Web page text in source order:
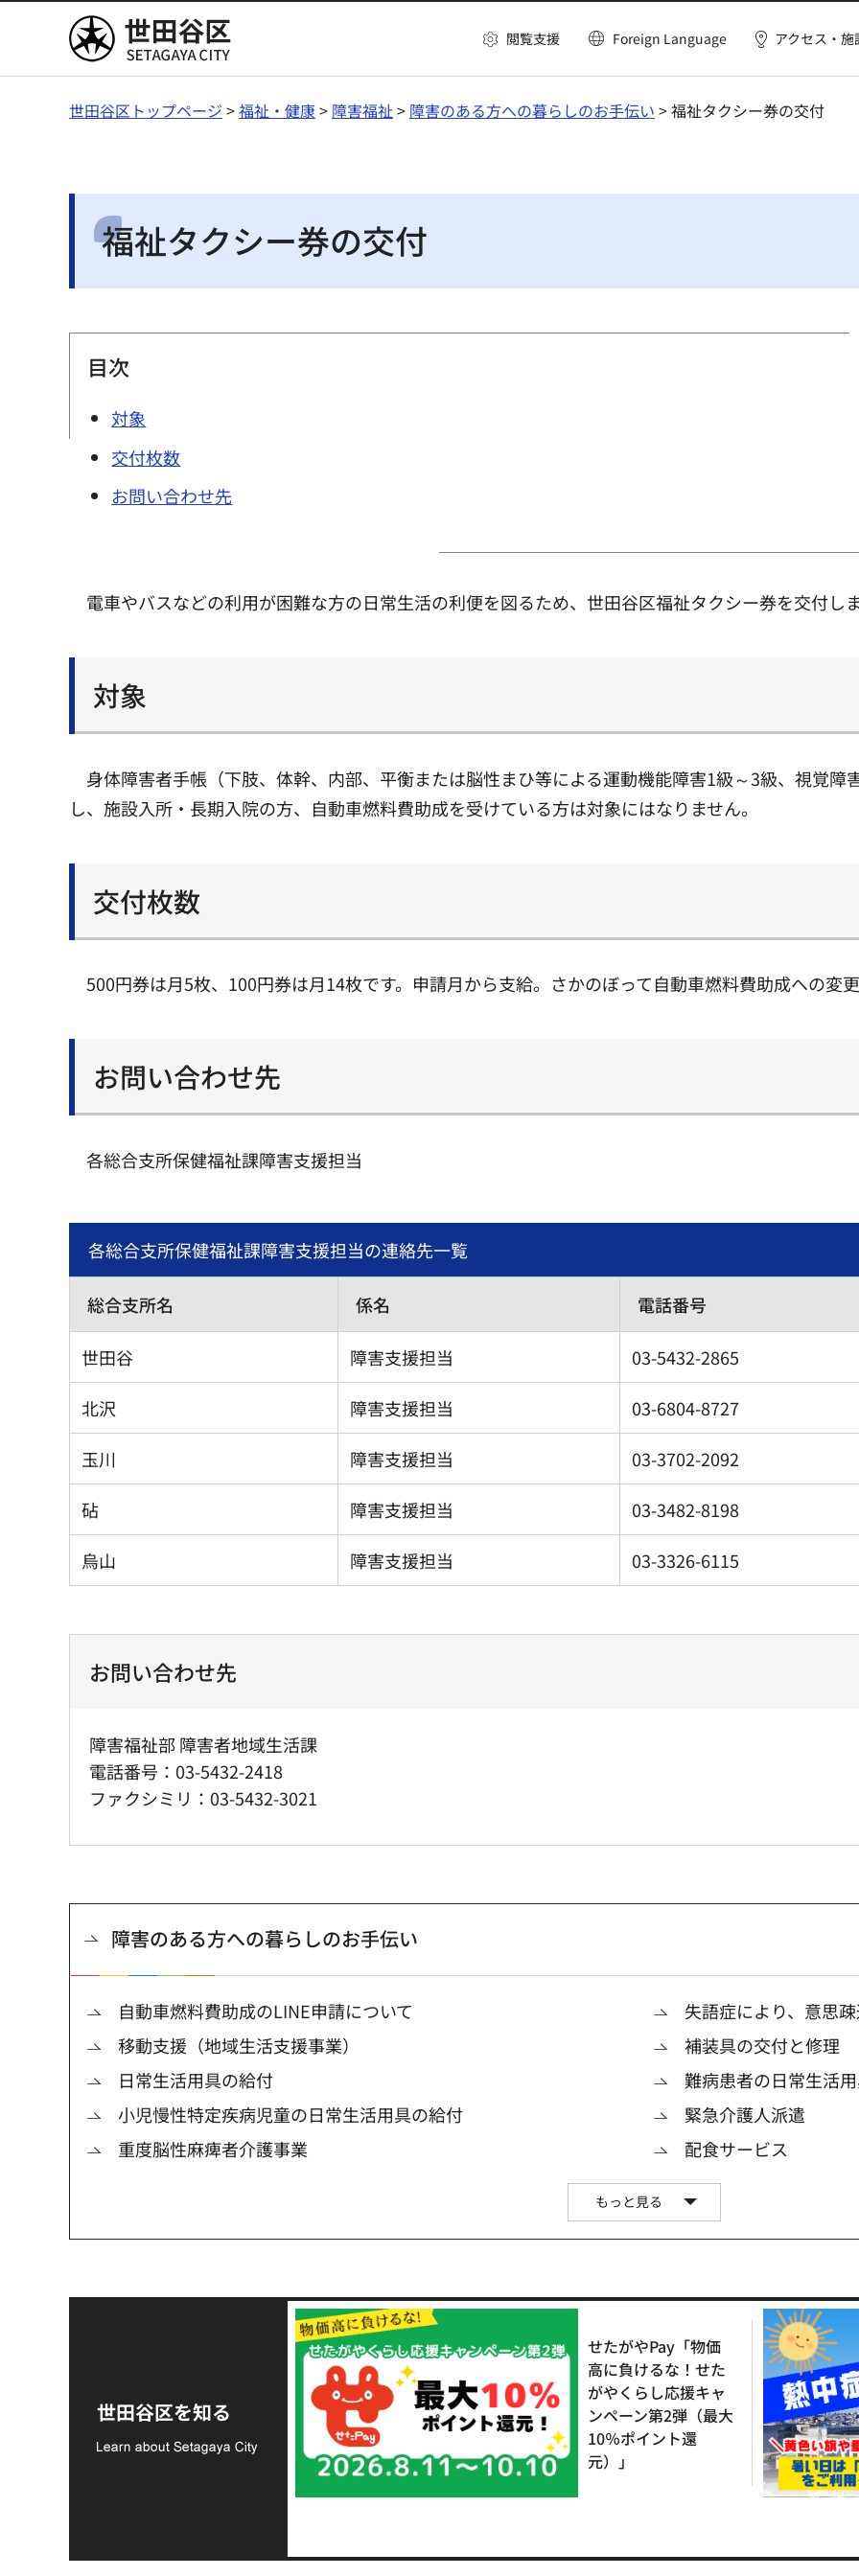
世田谷区 閲覧支援 Foreign Language アクセス・施
世田谷区トップページ >福祉・健康> 障害福祉 > 障害のある方への暮らしのお手伝い > 福祉タクシー券の交付
福祉タクシー券の交付
目次
対象
交付枚数
お問い合わせ先
電車やバスなどの利用が困難な方の日常生活の利便を図るため、世田谷区福祉タクシー券を交付しま
対象
身体障害者手帳（下肢、体幹、内部、平衡または脳性まひ等による運動機能障害1級～3級、視覚
し、施設入所・長期入院の方、自動車燃料費助成を受けている方は対象にはなりません。
交付枚数
500円券は月5枚、100円券は月14枚です。申請月から支給。さかのぼって自動車燃料費助成への変更
お問い合わせ先
各総合支所保健福祉課障害支援担当
各総合支所保健福祉課障害支援担当の連絡先一覧
総合支所名 係名 電話番号
世田谷 障害支援担当 03-5432-2865
北沢 障害支援担当 03-6804-8727
玉川 障害支援担当 03-3702-2092
砧 障害支援担当 03-3482-8198
烏山 障害支援担当 03-3326-6115
お問い合わせ先
障害福祉部 障害者地域生活課
電話番号：03-5432-2418
ファクシミリ：03-5432-3021
障害のある方への暮らしのお手伝い
自動車燃料費助成のLINE申請について
失語症により、意思
移動支援（地域生活支援事業）
補装具の交付と修理
日常生活用具の給付
難病患者の日常生活
小児慢性特定疾病児童の日常生活用具の給付
緊急介護人派遣
重度脳性麻痺者介護事業
配食サービス
もっと見る
世田谷区を知る
支援金の募集につい
て
せたがやPay「物価
高に負けるな！せた
がやくらし応援キャ
ンペーン第2弾（最大
10％ポイント還
元）」